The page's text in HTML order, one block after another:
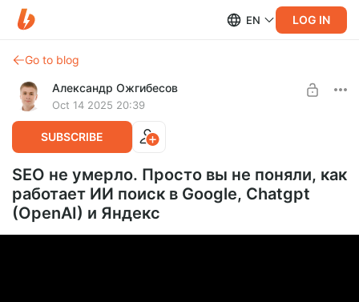
EN LOG IN
Go to blog
Александр Ожгибесов
Oct 14 2025 20:39
SUBSCRIBE
SEO не умерло. Просто вы не поняли, как
работает ИИ поиск в Google, Chatgpt
(OpenAI) и Яндекс